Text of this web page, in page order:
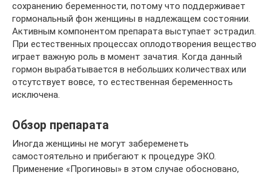
сохранению беременности, потому что поддерживает
гормональный фон женщины в надлежащем состоянии.
Активным компонентом препарата выступает эстрадил.
При естественных процессах оплодотворения вещество
играет важную роль в момент зачатия. Когда данный
гормон вырабатывается в небольших количествах или
отсутствует вовсе, то естественная беременность
исключена.
Обзор препарата
Иногда женщины не могут забеременеть
самостоятельно и прибегают к процедуре ЭКО.
Применение «Прогиновы» в этом случае обосновано,